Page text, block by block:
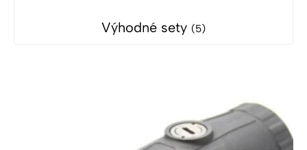
Výhodné sety (5)